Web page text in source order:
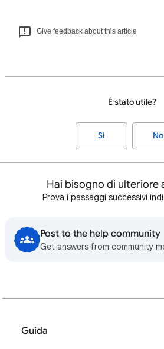
Give feedback about this article
È stato utile?
Sì No
Hai bisogno di ulteriore
Prova i passaggi successivi
Post to the help community
Get answers from community
Guida